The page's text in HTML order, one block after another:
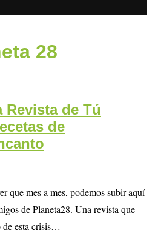
28
Revista de Tú
de
que mes a mes, podemos subir aquí
de Planeta28. Una revista que
de esta crisis…